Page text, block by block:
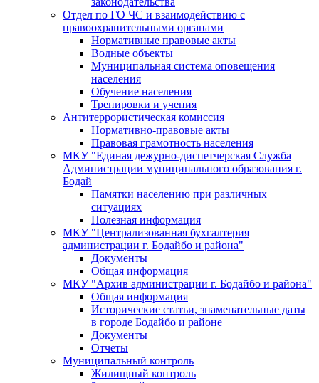
Отдел по ГО ЧС и взаимодействию с
правоохранительными органами
Нормативные правовые акты
Водные объекты
Муниципальная система оповещения
населения
Обучение населения
Тренировки и учения
Антитеррористическая комиссия
Нормативно-правовые акты
Правовая грамотность населения
МКУ "Единая дежурно-диспетчерская Служба
Администрации муниципального образования г.
Бодай
Памятки населению при различных
ситуациях
Полезная информация
МКУ "Централизованная бухгалтерия
администрации г. Бодайбо и района"
Документы
Общая информация
МКУ "Архив администрации г. Бодайбо и района"
Общая информация
Исторические статьи, знаменательные даты
в городе Бодайбо и районе
Документы
Отчеты
Муниципальный контроль
Жилищный контроль